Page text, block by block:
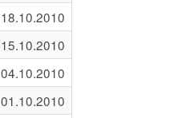
18.10.2010
15.10.2010
04.10.2010
01.10.2010